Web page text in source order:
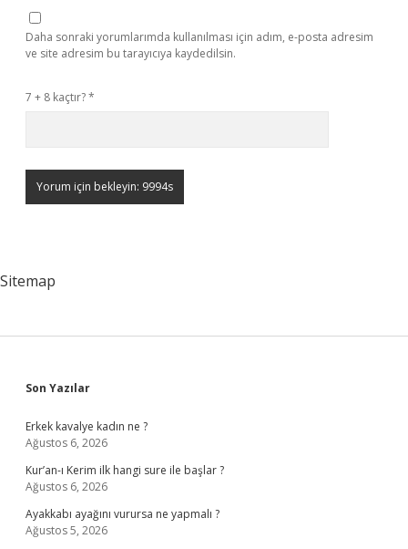
Daha sonraki yorumlarımda kullanılması için adım, e-posta adresim
ve site adresim bu tarayıcıya kaydedilsin.
7 + 8 kaçtır?*
Sitemap
Sidebar
Son Yazılar
Erkek kavalye kadın ne ?
Ağustos 6, 2026
Kur’an-ı Kerim ilk hangi sure ile başlar ?
Ağustos 6, 2026
Ayakkabı ayağını vurursa ne yapmalı ?
Ağustos 5, 2026